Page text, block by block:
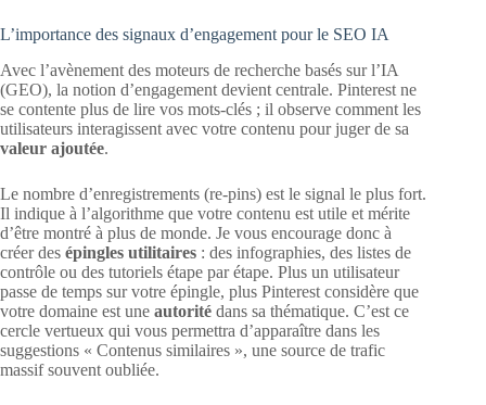
L’importance des signaux d’engagement pour le SEO IA
Avec l’avènement des moteurs de recherche basés sur l’IA
(GEO), la notion d’engagement devient centrale. Pinterest ne
se contente plus de lire vos mots-clés ; il observe comment les
utilisateurs interagissent avec votre contenu pour juger de sa
valeur ajoutée.
Le nombre d’enregistrements (re-pins) est le signal le plus fort.
Il indique à l’algorithme que votre contenu est utile et mérite
d’être montré à plus de monde. Je vous encourage donc à
créer des épingles utilitaires : des infographies, des listes de
contrôle ou des tutoriels étape par étape. Plus un utilisateur
passe de temps sur votre épingle, plus Pinterest considère que
votre domaine est une autorité dans sa thématique. C’est ce
cercle vertueux qui vous permettra d’apparaître dans les
suggestions « Contenus similaires », une source de trafic
massif souvent oubliée.